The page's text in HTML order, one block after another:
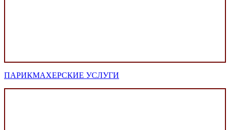
ПАРИКМАХЕРСКИЕ УСЛУГИ